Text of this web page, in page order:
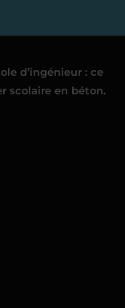
d’ingénieur : ce
scolaire en béton.